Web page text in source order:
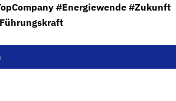
#Energiewende #Zukunft